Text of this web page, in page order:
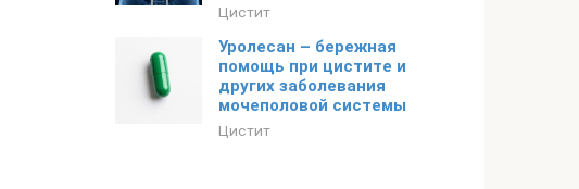
Цистит
Уролесан – бережная
помощь при цистите и
других заболевания
мочеполовой системы
Цистит